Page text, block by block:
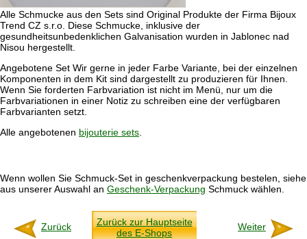
Alle Schmucke aus den Sets sind Original Produkte der Firma Bijoux
Trend CZ s.r.o. Diese Schmucke, inklusive der
gesundheitsunbedenklichen Galvanisation wurden in Jablonec nad
Nisou hergestellt.
Angebotene Set Wir gerne in jeder Farbe Variante, bei der einzelnen
Komponenten in dem Kit sind dargestellt zu produzieren für Ihnen.
Wenn Sie forderten Farbvariation ist nicht im Menü, nur um die
Farbvariationen in einer Notiz zu schreiben eine der verfügbaren
Farbvarianten setzt.
Alle angebotenen bijouterie sets
Wenn wollen Sie Schmuck-Set in geschenkverpackung bestelen, siehe
aus unserer Auswahl an Geschenk-Verpackung Schmuck wählen.
Zurück
Zurück zur Hauptseite
des E-Shops
Weiter